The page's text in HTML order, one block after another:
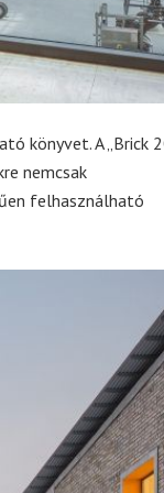
könyvet. A „Brick
nemcsak
felhasználható